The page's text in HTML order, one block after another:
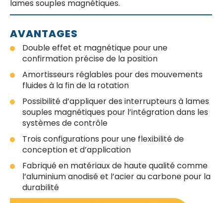
lames souples magnétiques.
AVANTAGES
Double effet et magnétique pour une
confirmation précise de la position
Amortisseurs réglables pour des mouvements
fluides à la fin de la rotation
Possibilité d’appliquer des interrupteurs à lames
souples magnétiques pour l’intégration dans les
systèmes de contrôle
Trois configurations pour une flexibilité de
conception et d’application
Fabriqué en matériaux de haute qualité comme
l’aluminium anodisé et l’acier au carbone pour la
durabilité